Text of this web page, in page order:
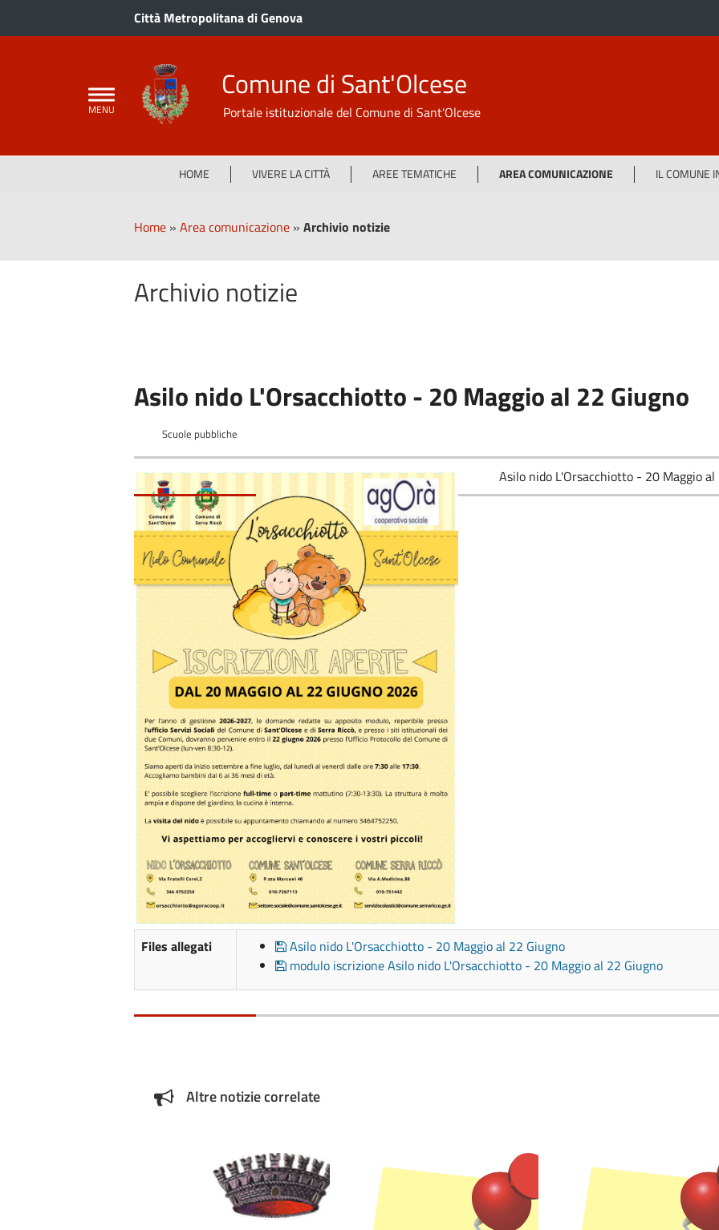
Città Metropolitana di Genova
Comune di Sant'Olcese
Portale istituzionale del Comune di Sant'Olcese
HOME VIVERE LA CITTÀ AREE TEMATICHE AREA COMUNICAZIONE IL COMUNE
Home » Area comunicazione » Archivio notizie
Archivio notizie
Asilo nido L'Orsacchiotto - 20 Maggio al 22 Giugno
Scuole pubbliche
Asilo nido L'Orsacchiotto - 20 Maggio al
Files allegati
Asilo nido L'Orsacchiotto - 20 Maggio al 22 Giugno
modulo iscrizione Asilo nido L'Orsacchiotto - 20 Maggio al 22 Giugno
Altre notizie correlate